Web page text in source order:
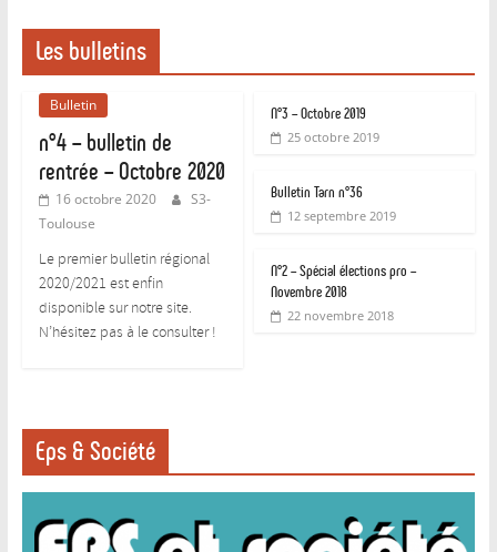
Les bulletins
Bulletin
n°4 – bulletin de
rentrée – Octobre 2020
16 octobre 2020
S3-
Toulouse
Le premier bulletin régional
2020/2021 est enfin
disponible sur notre site.
N’hésitez pas à le consulter !
N°3 – Octobre 2019
25 octobre 2019
Bulletin Tarn n°36
12 septembre 2019
N°2 – Spécial élections pro –
Novembre 2018
22 novembre 2018
Eps & Société